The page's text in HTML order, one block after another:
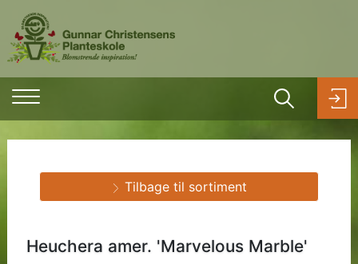
Heuchera amer. 'Marvelous Marble'
Tilbage til sortiment